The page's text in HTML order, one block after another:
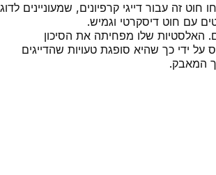
זה עבור דייגי קרפיונים, שמעוניינים לדוג
עם חוט דיסקרטי וגמיש.
האלסטיות שלו מפחיתה את הסיכון
ידי כך שהיא סופגת טעויות שהדייגים
המאבק.